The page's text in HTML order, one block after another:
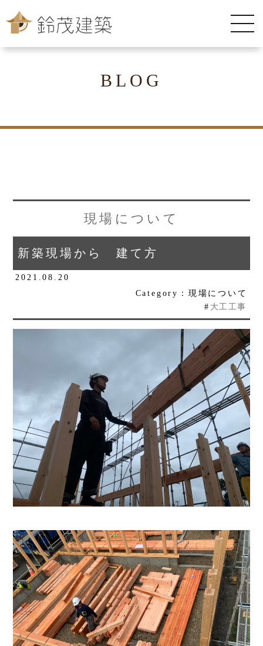
BLOG
現場について
新築現場から 建て方
2021.08.20
Category：現場について
# 大工工事